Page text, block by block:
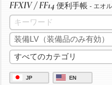
FFXIV / FF14 便利手帳 - エオ
JP EN